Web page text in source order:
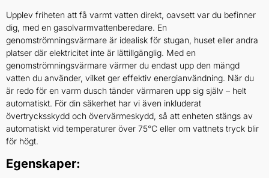
Upplev friheten att få varmt vatten direkt, oavsett var du befinner
dig, med en gasolvarmvattenberedare. En
genomströmningsvärmare är idealisk för stugan, huset eller andra
platser där elektricitet inte är lättillgänglig. Med en
genomströmningsvärmare värmer du endast upp den mängd
vatten du använder, vilket ger effektiv energianvändning. När du
är redo för en varm dusch tänder värmaren upp sig själv – helt
automatiskt. För din säkerhet har vi även inkluderat
övertrycksskydd och övervärmeskydd, så att enheten stängs av
automatiskt vid temperaturer över 75°C eller om vattnets tryck blir
för högt.
Egenskaper: